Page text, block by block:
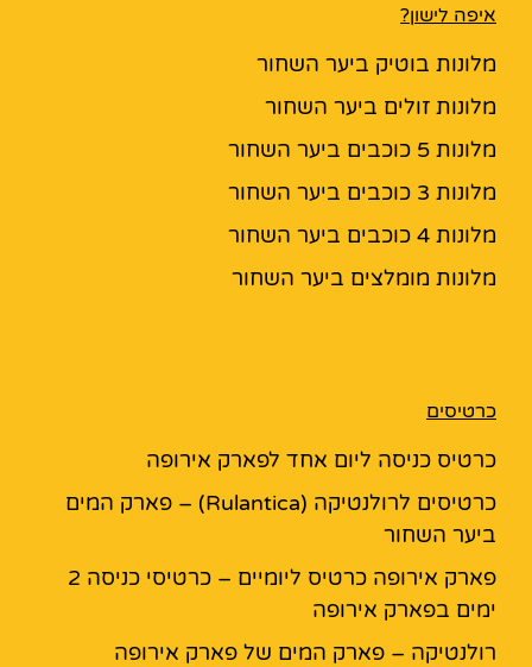
איפה לישון?
מלונות בוטיק ביער השחור
מלונות זולים ביער השחור
מלונות 5 כוכבים ביער השחור
מלונות 3 כוכבים ביער השחור
מלונות 4 כוכבים ביער השחור
מלונות מומלצים ביער השחור
כרטיסים
כרטיס כניסה ליום אחד לפארק אירופה
כרטיסים לרולנטיקה (Rulantica) – פארק המים
ביער השחור
פארק אירופה כרטיס ליומיים – כרטיסי כניסה 2
ימים בפארק אירופה
רולנטיקה – פארק המים של פארק אירופה